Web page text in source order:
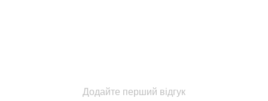
Додайте перший відгук